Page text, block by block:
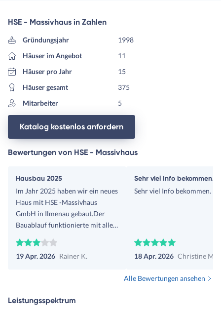
HSE - Massivhaus in Zahlen
Gründungsjahr
1998
Häuser im Angebot
11
Häuser pro Jahr
15
Häuser gesamt
375
Mitarbeiter
5
Katalog kostenlos anfordern
Bewertungen von HSE - Massivhaus
Hausbau 2025
Im Jahr 2025 haben wir ein neues
Haus mit HSE -Massivhaus
GmbH in Ilmenau gebaut.Der
Bauablauf funktionierte mit allen
Handwerksunternehmen sehr gut
und das Ergebnis kann sich
Termingerecht. Leider kamen bei
19 Apr. 2026 Rainer K.
Sehr viel Info bekommen.
Sehr viel Info bekommen.
18 Apr. 2026 Christine M.
Alle Bewertungen ansehen
Leistungsspektrum